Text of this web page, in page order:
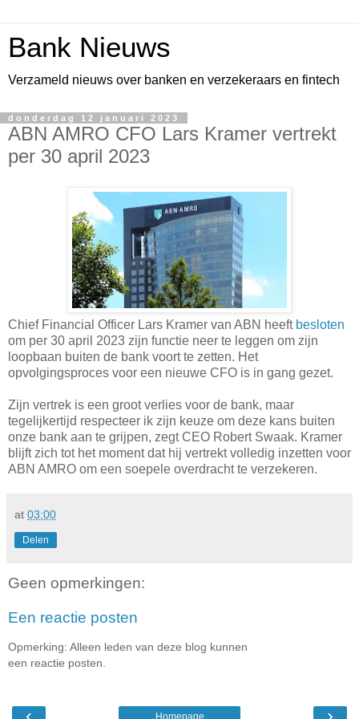
Bank Nieuws
Verzameld nieuws over banken en verzekeraars en fintech
donderdag 12 januari 2023
ABN AMRO CFO Lars Kramer vertrekt
per 30 april 2023
Chief Financial Officer Lars Kramer van ABN heeft besloten
om per 30 april 2023 zijn functie neer te leggen om zijn
loopbaan buiten de bank voort te zetten. Het
opvolgingsproces voor een nieuwe CFO is in gang gezet.
Zijn vertrek is een groot verlies voor de bank, maar
tegelijkertijd respecteer ik zijn keuze om deze kans buiten
onze bank aan te grijpen, zegt CEO Robert Swaak. Kramer
blijft zich tot het moment dat hij vertrekt volledig inzetten voor
ABN AMRO om een soepele overdracht te verzekeren.
at 03:00
Delen
Geen opmerkingen:
Een reactie posten
Opmerking: Alleen leden van deze blog kunnen
een reactie posten.
Homepage